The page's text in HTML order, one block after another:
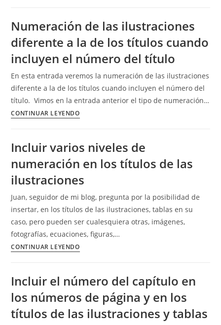
de
inicio
de
los
títulos
de
las
ilustraciones.
Numeración de las ilustraciones
diferente a la de los títulos cuando
incluyen el número del título
En esta entrada veremos la numeración de las ilustraciones
diferente a la de los títulos cuando incluyen el número del
título. Vimos en la entrada anterior el tipo de numeración…
CONTINUAR LEYENDONumeración
ilustraciones
diferente
la
de
los
títulos
cuando
incluyen
del
título
Incluir varios niveles de
numeración en los títulos de las
ilustraciones
Juan, seguidor de mi blog, pregunta por la posibilidad de
insertar, en los títulos de las ilustraciones, tablas en su
caso, pero pueden ser cualesquiera otras, imágenes,
fotografías, ecuaciones, figuras,…
CONTINUAR LEYENDOIncluir
de
numeración
en
los
Incluir el número del capítulo en
los números de página y en los
títulos de las ilustraciones y tablas